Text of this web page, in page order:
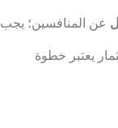
عن المنافسين؛ يجب
يعتبر خطوة